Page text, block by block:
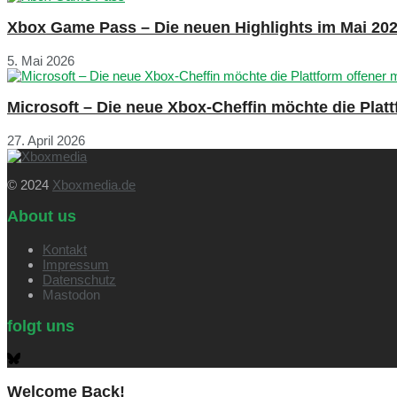
Xbox Game Pass – Die neuen Highlights im Mai
5. Mai 2026
Microsoft – Die neue Xbox-Cheffin möchte die
27. April 2026
© 2024 Xboxmedia.de
About us
Kontakt
Impressum
Datenschutz
Mastodon
folgt uns
Welcome Back!